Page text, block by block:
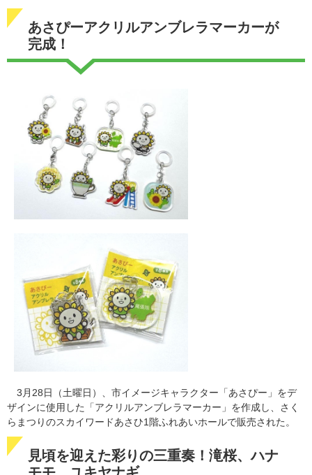
あさぴーアクリルアンブレラマーカーが
完成！
3月28日（土曜日）、市イメージキャラクター「あさぴー」をデ
ザインに使用した「アクリルアンブレラマーカー」を作成し、さく
らまつりのスカイワードあさひ1階ふれあいホールで販売された。
見頃を迎えた彩りの三重奏！滝桜、ハナ